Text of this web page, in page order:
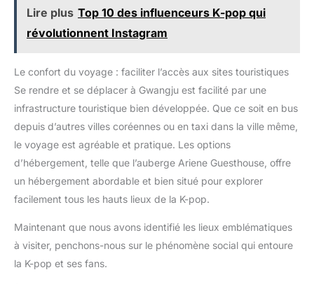
Lire plus Top 10 des influenceurs K-pop qui
révolutionnent Instagram
Le confort du voyage : faciliter l’accès aux sites touristiques
Se rendre et se déplacer à Gwangju est facilité par une
infrastructure touristique bien développée. Que ce soit en bus
depuis d’autres villes coréennes ou en taxi dans la ville même,
le voyage est agréable et pratique. Les options
d’hébergement, telle que l’auberge Ariene Guesthouse, offre
un hébergement abordable et bien situé pour explorer
facilement tous les hauts lieux de la K-pop.
Maintenant que nous avons identifié les lieux emblématiques
à visiter, penchons-nous sur le phénomène social qui entoure
la K-pop et ses fans.